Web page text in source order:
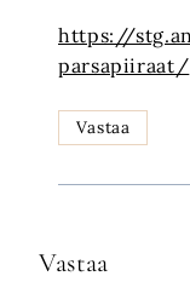
https://
parsapiiraat/
Vastaa
Vastaa